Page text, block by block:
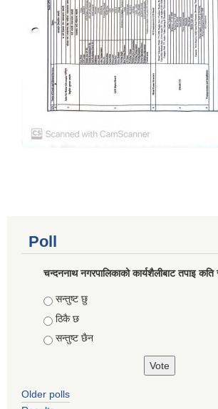
Poll
चन्दननाथ नगरपालिकाको कार्यशैलीबाट तपाइ
Choices
सन्तुष्ट छु
ठिकै छ
सन्तुष्ट छैन
Older polls